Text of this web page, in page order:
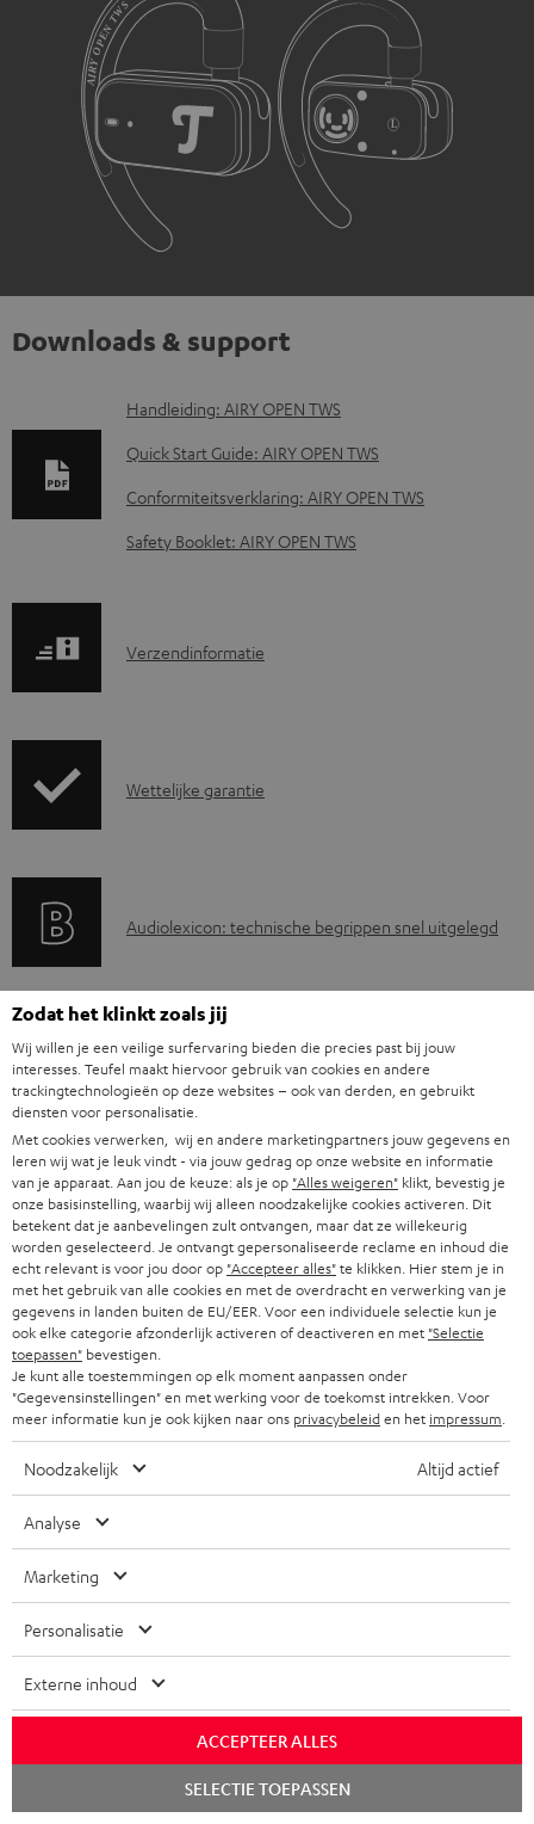
Downloads & support
D
o
l
d
u
e
n
Handleiding: AIRY OPEN TWS
Quick Start Guide: AIRY OPEN TWS
Conformiteitsverklaring: AIRY OPEN TWS
Safety Booklet: AIRY OPEN TWS
V
e
n
o
r
m
a
t
i
e
Verzendinformatie
G
n
i
e
i
n
f
o
r
m
a
t
i
e
Wettelijke garantie
A
d
o
g
l
o
s
s
a
r
y
Audiolexicon: technische begrippen snel uitgelegd
C
o
n
t
a
c
t
i
n
f
o
r
m
a
t
i
e
Jouw persoonlijk koopadvies
(00)800 200 300 40
Ma–vr 09:00–17:00 uur.
Teufel support
Hier vind jeVeelgestelde vragen
Storefinder
Beleef onze producten live en van dichtbij. Kom
langs in een van onze stores.
Overzicht
1 Geldig t/m 15.08.2026, 23:59 uur. De kortingscode geldt alleen op
bestellingen en aankopen. Je kunt een kortingscode niet inruilen voor
geld. Deze kortingscode kan niet in combinatie met andere kortingscodes
worden gebruikt en geldt alleen voor particulieren. Kortingscodes die op
www.teufelaudio.nl staan vermeld, mogen niet worden doorverkocht of
gepubliceerd worden door derden zonder schriftelijke toestemming van
Algemene Voorwaarden
8 weken proefluisteren
Zodat het klinkt zoals jij
Wij willen je een veilige surfervaring bieden die precies past bij jouw
interesses. Teufel maakt hiervoor gebruik van cookies en andere
trackingtechnologieën op deze websites – ook van derden, en gebruikt
diensten voor personalisatie.
Met cookies verwerken, wij en andere marketingpartners jouw gegevens en
leren wij wat je leuk vindt - via jouw gedrag op onze website en informatie
van je apparaat. Aan jou de keuze: als je op "Alles weigeren" klikt, bevestig je
onze basisinstelling, waarbij wij alleen noodzakelijke cookies activeren. Dit
betekent dat je aanbevelingen zult ontvangen, maar dat ze willekeurig
worden geselecteerd. Je ontvangt gepersonaliseerde reclame en inhoud die
echt relevant is voor jou door op "Accepteer alles"te klikken. Hier stem je in
met het gebruik van alle cookies en met de overdracht en verwerking van je
gegevens in landen buiten de EU/EER. Voor een individuele selectie kun je
ook elke categorie afzonderlijk activeren of deactiveren en met "Selectie
toepassen" bevestigen.
Je kunt alle toestemmingen op elk moment aanpassen onder
"Gegevensinstellingen" en met werking voor de toekomst intrekken. Voor
meer informatie kun je ook kijken naar ons privacybeleiden het impressum
Noodzakelijk Altijd actief
Analyse
Marketing
Personalisatie
Externe inhoud
ACCEPTEER ALLES
SELECTIE TOEPASSEN